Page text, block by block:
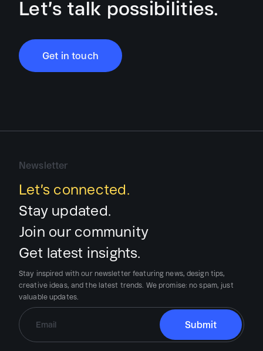
Let’s talk possibilities.
Get in touch
Newsletter
Let’s connected.
Stay updated.
Join our community
Get latest insights.
Stay inspired with our newsletter featuring news, design tips,
creative ideas, and the latest trends. We promise:no spam, just
valuable updates.